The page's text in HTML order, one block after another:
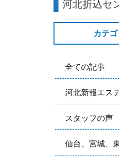
河北折込セ
カテ
全ての記事
河北新報エス
スタッフの声
仙台、宮城、